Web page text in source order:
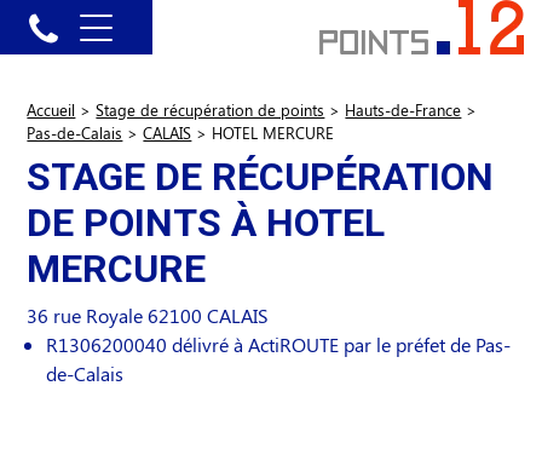
Accueil > Stage de récupération de points > Hauts-de-France >
Pas-de-Calais > CALAIS > HOTEL MERCURE
STAGE DE RÉCUPÉRATION
DE POINTS À HOTEL
MERCURE
36 rue Royale 62100 CALAIS
R1306200040 délivré à ActiROUTE par le préfet de Pas-
de-Calais